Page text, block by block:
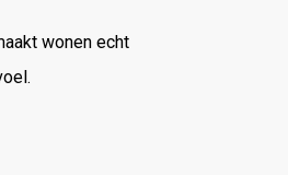
wonen echt